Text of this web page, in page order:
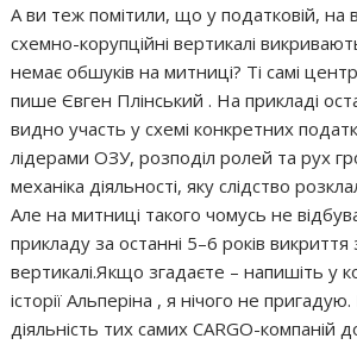
А ви теж помітили, що у податковій, на
схемно-корупційні вертикалі
немає обшуків на митниці? Ті самі
пише Євген Плінський . На прикладі
видно участь у схемі конкретних
лідерами ОЗУ, розподіл ролей та рух
механіка діяльності, яку слідство
Але на митниці такого чомусь не
прикладу за останні 5–6 років викриття
вертикалі.Якщо згадаєте – напишіть у
історії Альперіна , я нічого не
діяльність тих самих CARGO-компаній